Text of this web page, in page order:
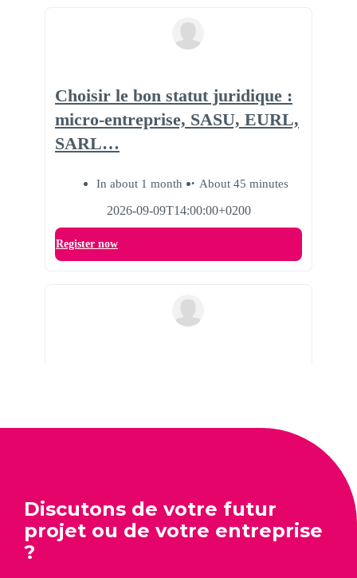
Discutons de votre futur
projet ou de votre entreprise
?